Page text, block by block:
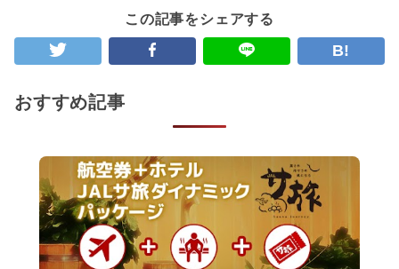
この記事をシェアする
B!
おすすめ記事